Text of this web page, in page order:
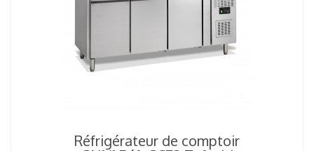
Réfrigérateur de comptoir